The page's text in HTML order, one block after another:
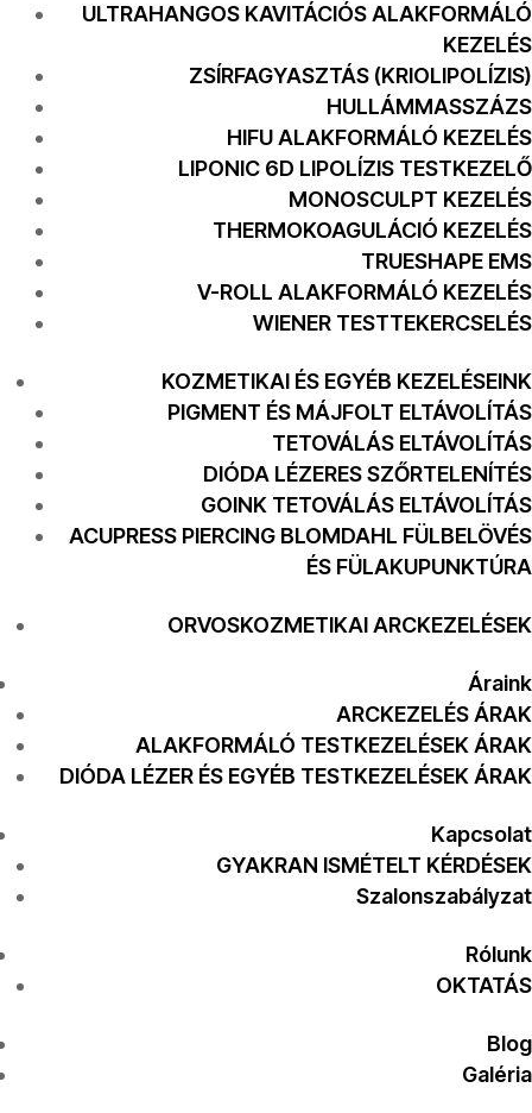
ULTRAHANGOS KAVITÁCIÓS ALAKFORMÁLÓ
KEZELÉS
ZSÍRFAGYASZTÁS (KRIOLIPOLÍZIS)
HULLÁMMASSZÁZS
HIFU ALAKFORMÁLÓ KEZELÉS
LIPONIC 6D LIPOLÍZIS TESTKEZELŐ
MONOSCULPT KEZELÉS
THERMOKOAGULÁCIÓ KEZELÉS
TRUESHAPE EMS
V-ROLL ALAKFORMÁLÓ KEZELÉS
WIENER TESTTEKERCSELÉS
KOZMETIKAI ÉS EGYÉB KEZELÉSEINK
PIGMENT ÉS MÁJFOLT ELTÁVOLÍTÁS
TETOVÁLÁS ELTÁVOLÍTÁS
DIÓDA LÉZERES SZŐRTELENÍTÉS
GOINK TETOVÁLÁS ELTÁVOLÍTÁS
ACUPRESS PIERCING BLOMDAHL FÜLBELÖVÉS
ÉS FÜLAKUPUNKTÚRA
ORVOSKOZMETIKAI ARCKEZELÉSEK
Áraink
ARCKEZELÉS ÁRAK
ALAKFORMÁLÓ TESTKEZELÉSEK ÁRAK
DIÓDA LÉZER ÉS EGYÉB TESTKEZELÉSEK ÁRAK
Kapcsolat
GYAKRAN ISMÉTELT KÉRDÉSEK
Szalonszabályzat
Rólunk
OKTATÁS
Blog
Galéria